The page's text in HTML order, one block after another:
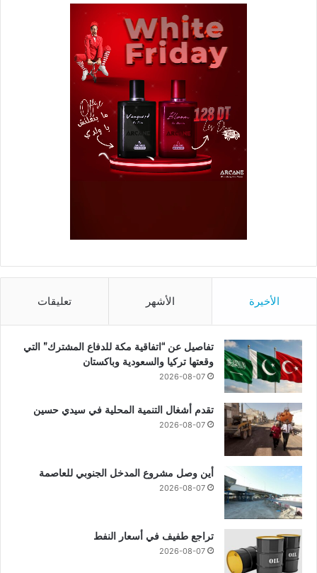
الأخيرة الأشهر تعليقات
تفاصيل عن “اتفاقية مكة للدفاع المشترك” التي
وقعتها تركيا والسعودية وباكستان
2026-08-07
تقدم أشغال التنمية المحلية في سيدي حسين
2026-08-07
أين وصل مشروع المدخل الجنوبي للعاصمة
2026-08-07
تراجع طفيف في أسعار النفط
2026-08-07